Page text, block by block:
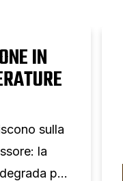
IN
sulla
la
più